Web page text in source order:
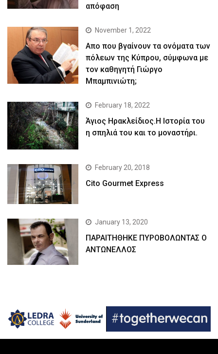
απόφαση
November 1, 2022
Απο που βγαίνουν τα ονόματα των
πόλεων της Κύπρου, σύμφωνα με
τον καθηγητή Γιώργο
Μπαμπινιώτη;
February 18, 2022
Άγιος Ηρακλείδιος.Η Ιστορία του
η σπηλιά του και το μοναστήρι.
February 20, 2018
Cito Gourmet Express
January 13, 2020
ΠΑΡΑΙΤΗΘΗΚΕ ΠΥΡΟΒΟΛΩΝΤΑΣ Ο
ΑΝΤΩΝΕΛΛΟΣ